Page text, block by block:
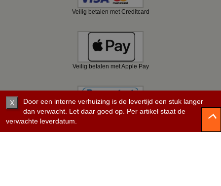
Veilig betalen met Creditcard
Veilig betalen met Apple Pay
Veilig betalen met Bancontact
X
Door een interne verhuizing is de levertijd een stuk langer
dan verwacht. Let daar goed op. Per artikel staat de
verwachte leverdatum.